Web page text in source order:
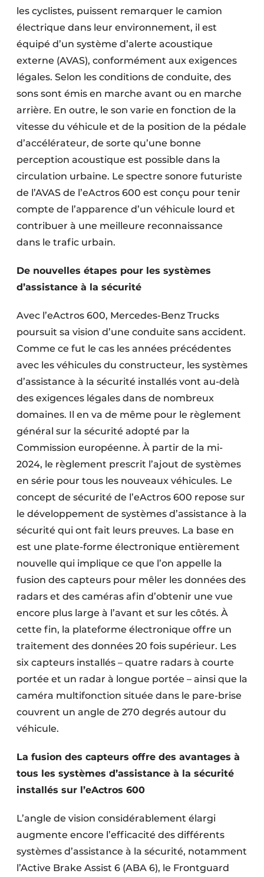
les cyclistes, puissent remarquer le camion
électrique dans leur environnement, il est
équipé d’un système d’alerte acoustique
externe (AVAS), conformément aux exigences
légales. Selon les conditions de conduite, des
sons sont émis en marche avant ou en marche
arrière. En outre, le son varie en fonction de la
vitesse du véhicule et de la position de la pédale
d’accélérateur, de sorte qu’une bonne
perception acoustique est possible dans la
circulation urbaine. Le spectre sonore futuriste
de l’AVAS de l’eActros 600 est conçu pour tenir
compte de l’apparence d’un véhicule lourd et
contribuer à une meilleure reconnaissance
dans le trafic urbain.
De nouvelles étapes pour les systèmes
d’assistance à la sécurité
Avec l’eActros 600, Mercedes-Benz Trucks
poursuit sa vision d’une conduite sans accident.
Comme ce fut le cas les années précédentes
avec les véhicules du constructeur, les systèmes
d’assistance à la sécurité installés vont au-delà
des exigences légales dans de nombreux
domaines. Il en va de même pour le règlement
général sur la sécurité adopté par la
Commission européenne. À partir de la mi-
2024, le règlement prescrit l’ajout de systèmes
en série pour tous les nouveaux véhicules. Le
concept de sécurité de l’eActros 600 repose sur
le développement de systèmes d’assistance à la
sécurité qui ont fait leurs preuves. La base en
est une plate-forme électronique entièrement
nouvelle qui implique ce que l’on appelle la
fusion des capteurs pour mêler les données des
radars et des caméras afin d’obtenir une vue
encore plus large à l’avant et sur les côtés. À
cette fin, la plateforme électronique offre un
traitement des données 20 fois supérieur. Les
six capteurs installés – quatre radars à courte
portée et un radar à longue portée – ainsi que la
caméra multifonction située dans le pare-brise
couvrent un angle de 270 degrés autour du
véhicule.
La fusion des capteurs offre des avantages à
tous les systèmes d’assistance à la sécurité
installés sur l’eActros 600
L’angle de vision considérablement élargi
augmente encore l’efficacité des différents
systèmes d’assistance à la sécurité, notamment
l’Active Brake Assist 6 (ABA 6), le Frontguard